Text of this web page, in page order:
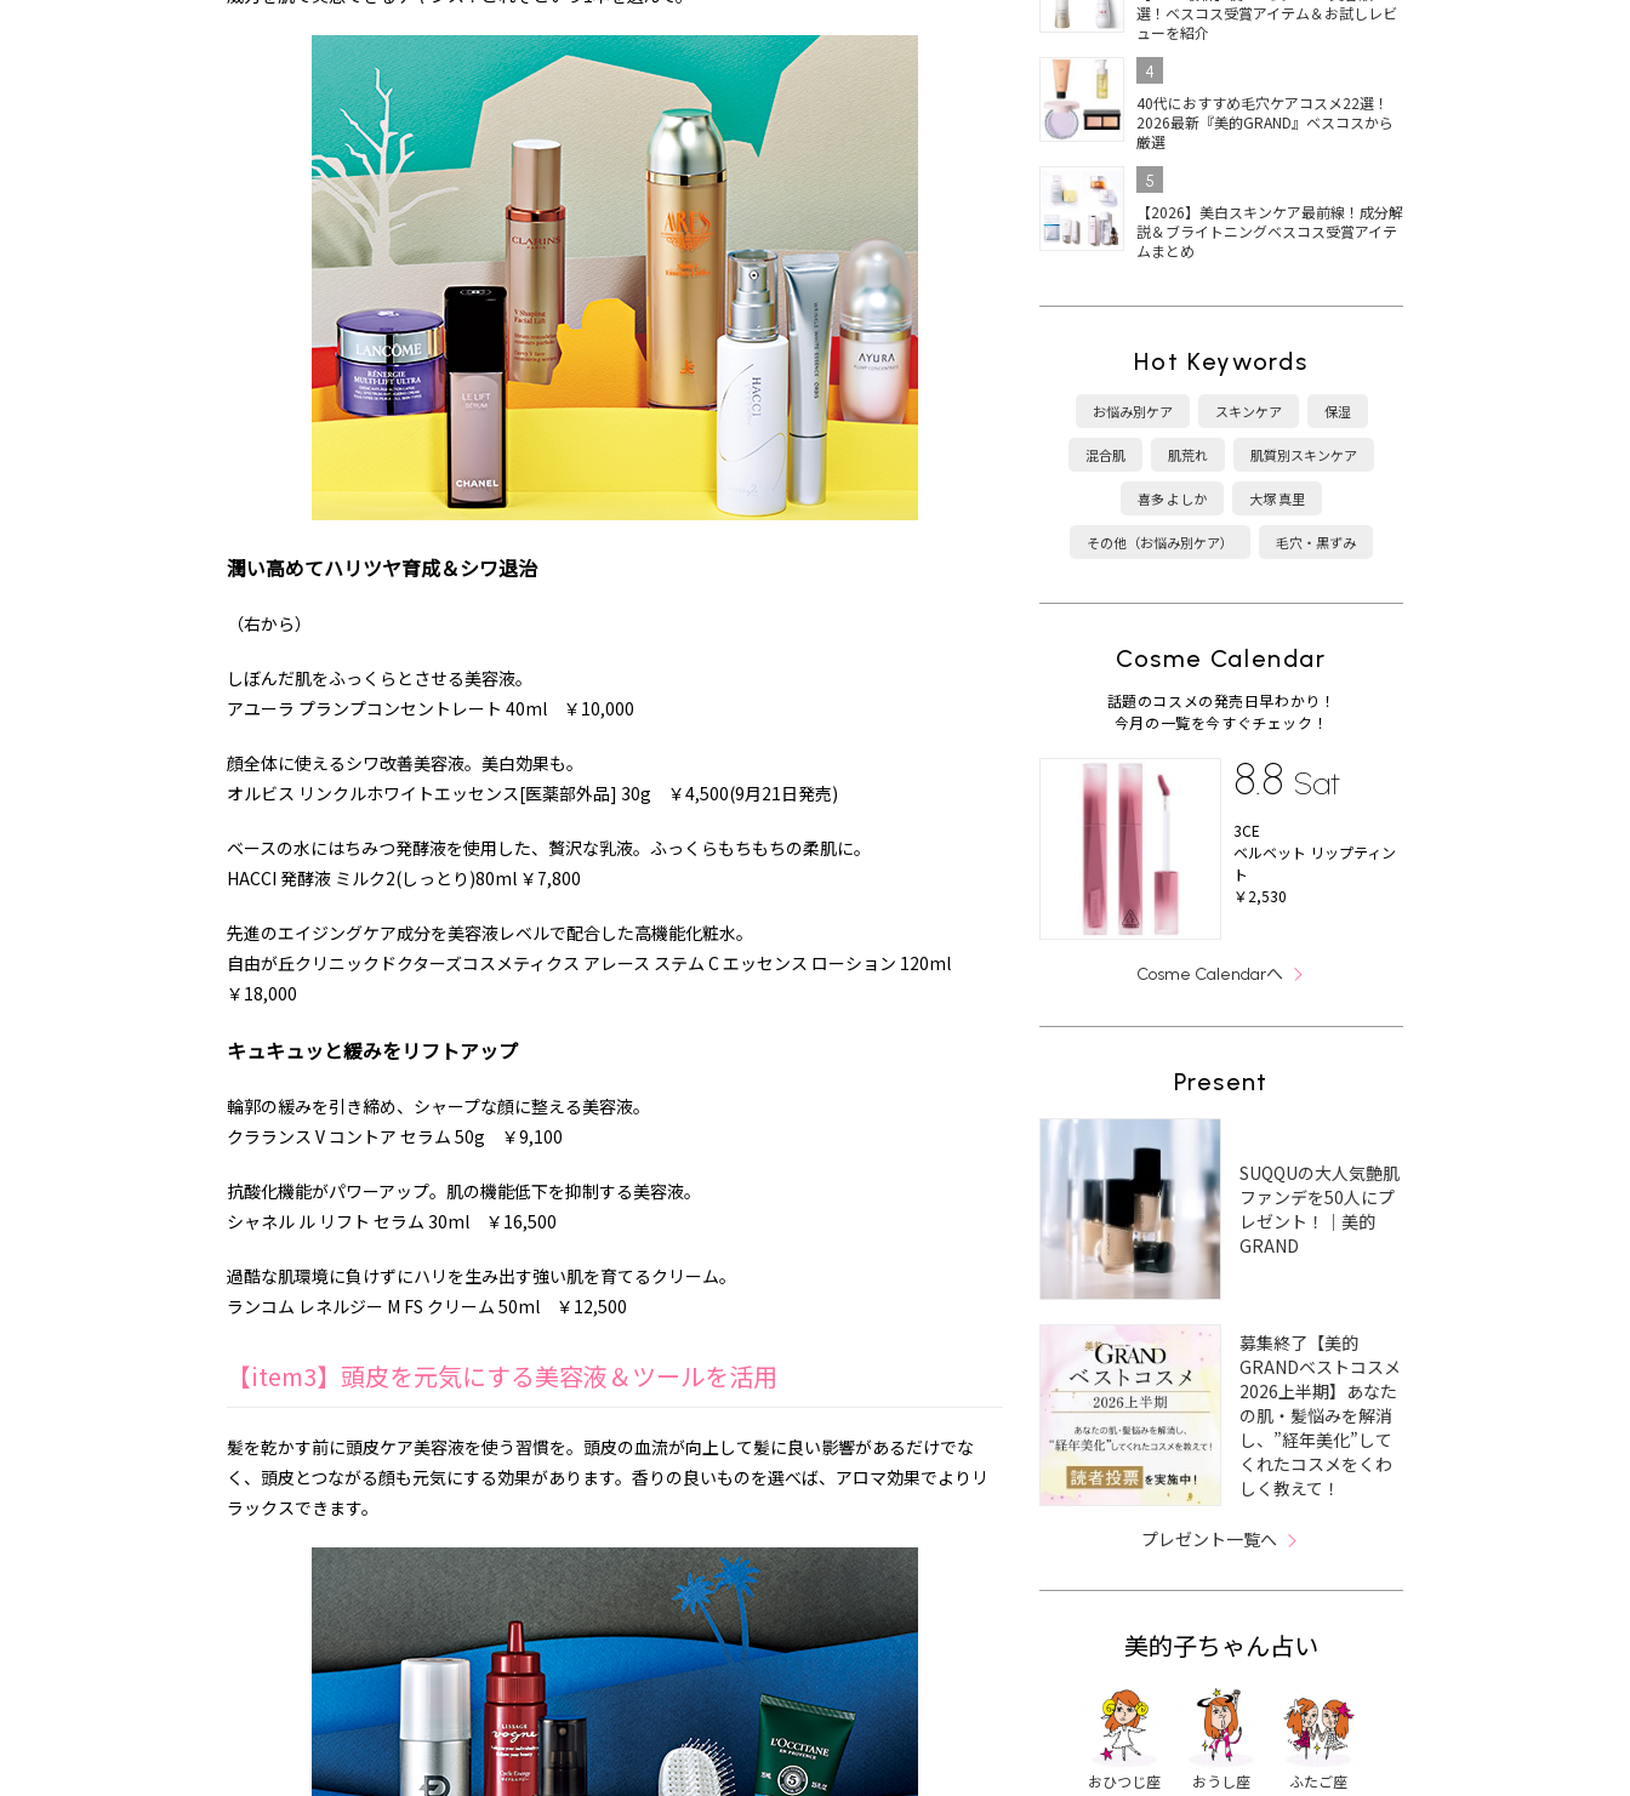
潤い高めてハリツヤ育成＆シワ退治
（右から）
しぼんだ肌をふっくらとさせる美容液。
アユーラ プランプコンセントレート 40ml ￥10,000
顔全体に使えるシワ改善美容液。美白効果も。
オルビス リンクルホワイトエッセンス[医薬部外品] 30g ￥4,500(9月21日発売)
ベースの水にはちみつ発酵液を使用した、贅沢な乳液。ふっくらもちもちの柔肌に。
HACCI 発酵液 ミルク2(しっとり)80ml ￥7,800
先進のエイジングケア成分を美容液レベルで配合した高機能化粧水。
自由が丘クリニックドクターズコスメティクス アレース ステム C エッセンス ローション 120ml
￥18,000
キュキュッと緩みをリフトアップ
輪郭の緩みを引き締め、シャープな顔に整える美容液。
クラランス V コントア セラム 50g ￥9,100
抗酸化機能がパワーアップ。肌の機能低下を抑制する美容液。
シャネル ル リフト セラム 30ml ￥16,500
過酷な肌環境に負けずにハリを生み出す強い肌を育てるクリーム。
ランコム レネルジー M FS クリーム 50ml ￥12,500
【item3】頭皮を元気にする美容液＆ツールを活用
髪を乾かす前に頭皮ケア美容液を使う習慣を。頭皮の血流が向上して髪に良い影響があるだけでな
く、頭皮とつながる顔も元気にする効果があります。香りの良いものを選べば、アロマ効果でよりリ
ラックスできます。
選！ベスコス受賞アイテム＆お試しレビ
ューを紹介
4
40代におすすめ毛穴ケアコスメ22選！
2026最新『美的GRAND』ベスコスから
厳選
5
【2026】美白スキンケア最前線！成分解
説＆ブライトニングベスコス受賞アイテ
ムまとめ
Hot Keywords
お悩み別ケア スキンケア 保湿
混合肌 肌荒れ 肌質別スキンケア
喜多 よしか 大塚 真里
その他（お悩み別ケア） 毛穴・黒ずみ
Cosme Calendar
話題のコスメの発売日早わかり！
今月の一覧を今すぐチェック！
8.8 Sat
3CE
ベルベット リップティン
ト
￥2,530
Cosme Calendarへ
Present
SUQQUの大人気艶肌
ファンデを50人にプ
レゼント！｜美的
GRAND
募集終了【美的
GRANDベストコスメ
2026上半期】あなた
の肌・髪悩みを解消
し、”経年美化”して
くれたコスメをくわ
しく教えて！
プレゼント一覧へ
美的子ちゃん占い
おひつじ座 おうし座 ふたご座